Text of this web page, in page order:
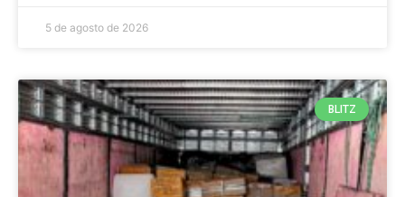
5 de agosto de 2026
BLITZ